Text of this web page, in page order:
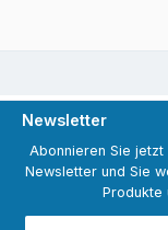
Newsletter
Abonnieren Sie
Newsletter und Sie
Produkte